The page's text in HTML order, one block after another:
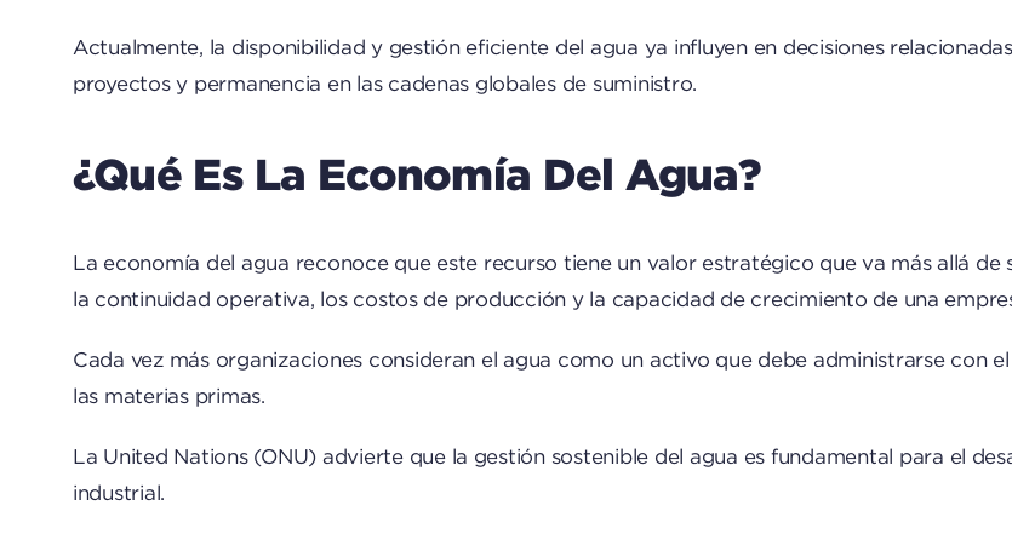
Actualmente, la disponibilidad y gestión eficiente del agua ya influyen en decisiones
proyectos y permanencia en las cadenas globales de suministro.
¿Qué Es La Economía Del Agua?
La economía del agua reconoce que este recurso tiene un valor estratégico que va más allá
la continuidad operativa, los costos de producción y la capacidad de crecimiento de una
Cada vez más organizaciones consideran el agua como un activo que debe administrarse con
las materias primas.
La United Nations(ONU) advierte que la gestión sostenible del agua es fundamental para el
industrial.